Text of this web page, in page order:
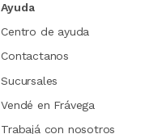
Ayuda
Centro de ayuda
Contactanos
Sucursales
Vendé en Frávega
Trabajá con nosotros